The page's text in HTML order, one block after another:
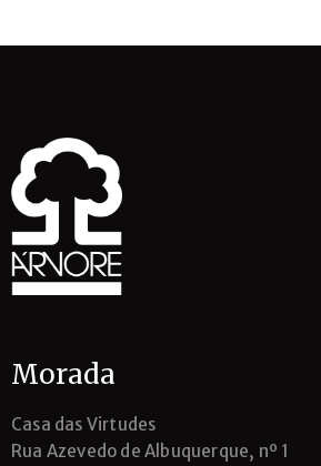
Morada
Casa das Virtudes
Rua Azevedo de Albuquerque, nº 1